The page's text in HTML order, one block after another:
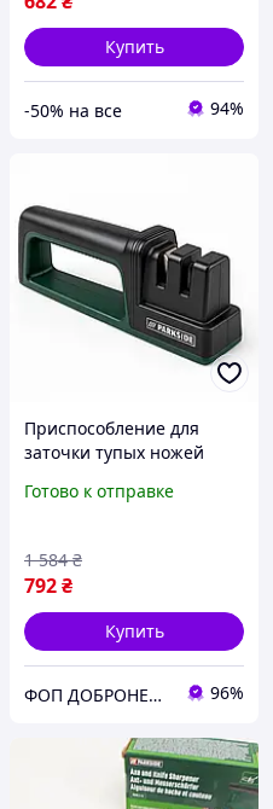
Купить
-50% на все 94%
Приспособление для
заточки тупых ножей
Автоматическая заточка
ER-29
Готово к отправке
792₴
1 584 ₴
Купить
ФОП ДОБРОНЕЦЬКА С.М. 96%